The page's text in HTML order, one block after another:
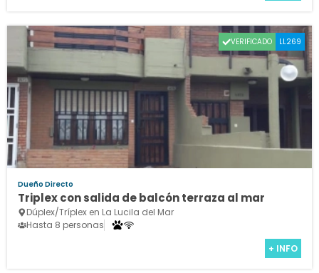
VERIFICADO LL269
Dueño Directo
Triplex con salida de balcón terraza al mar
Dúplex/Tríplex en La Lucila del Mar
Hasta 8 personas
+ INFO